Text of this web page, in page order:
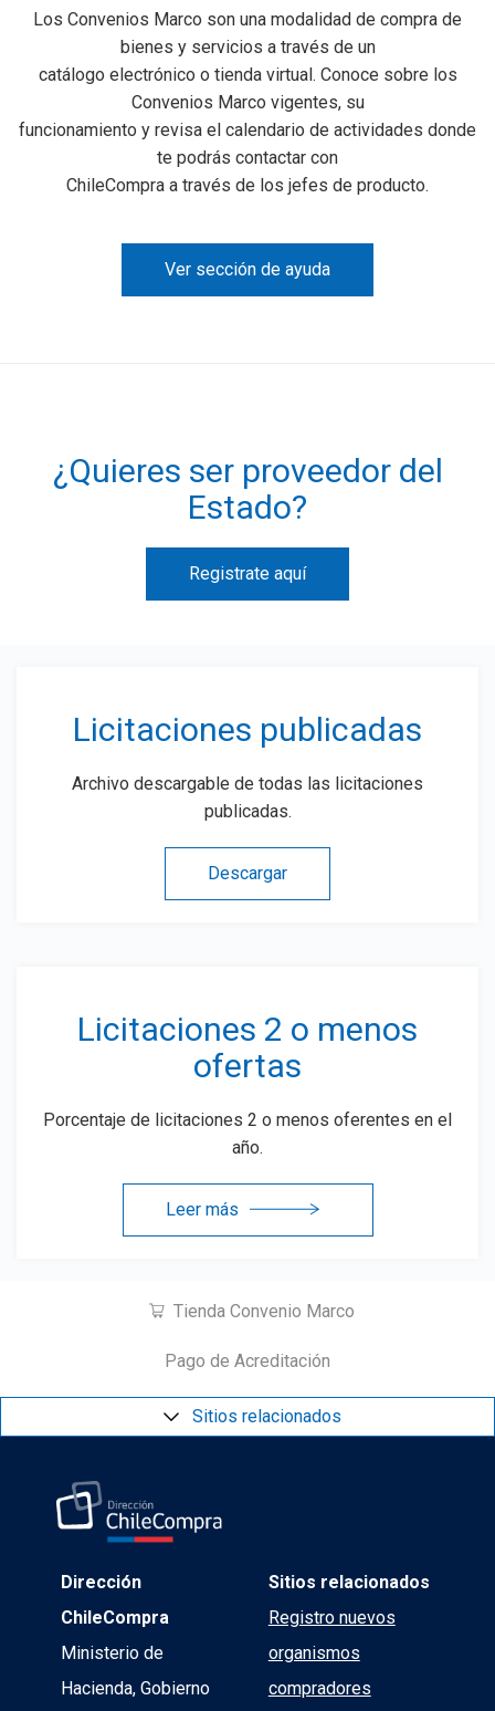
Los Convenios Marco son una modalidad de compra de
bienes y servicios a través de un
catálogo electrónico o tienda virtual. Conoce sobre los
Convenios Marco vigentes, su
funcionamiento y revisa el calendario de actividades donde
te podrás contactar con
ChileCompra a través de los jefes de producto.
Ver sección de ayuda
¿Quieres ser proveedor del
Estado?
Registrate aquí
Licitaciones publicadas
Archivo descargable de todas las licitaciones
publicadas.
Descargar
Licitaciones 2 o menos
ofertas
Porcentaje de licitaciones 2 o menos oferentes en el
año.
Leer más
Tienda Convenio Marco
Pago de Acreditación
Sitios relacionados
Dirección
ChileCompra
Ministerio de
Hacienda, Gobierno
Sitios relacionados
Registro nuevos
organismos
compradores